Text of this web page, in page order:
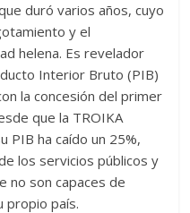
duró varios años, cuyo
y el
helena. Es revelador
Interior Bruto (PIB)
la concesión del primer
que la TROIKA
PIB ha caído un 25%,
los servicios públicos y
no son capaces de
propio país.